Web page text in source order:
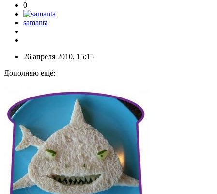
0
samanta
26 апреля 2010, 15:15
Дополняю ещё: